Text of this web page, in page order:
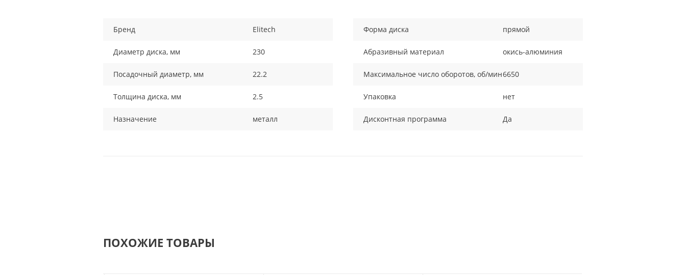
Бренд Elitech
Диаметр диска, мм 230
Посадочный диаметр, мм 22.2
Толщина диска, мм 2.5
Назначение металл
Форма диска прямой
Абразивный материал окись-алюминия
Максимальное число оборотов, об/мин6650
Упаковка нет
Дисконтная программа Да
ПОХОЖИЕ ТОВАРЫ